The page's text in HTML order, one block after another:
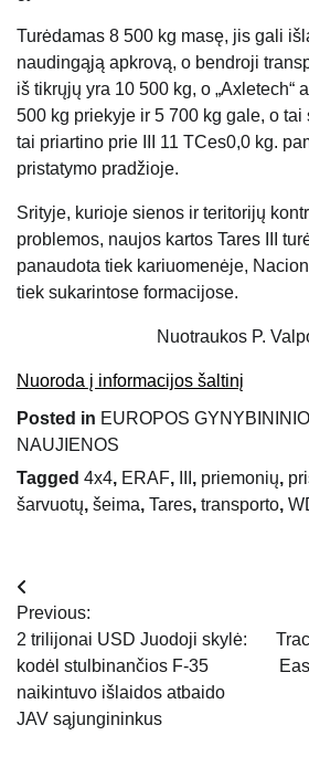
Turėdamas 8 500 kg masę, jis gali
naudingąją apkrovą, o bendroji
iš tikrųjų yra 10 500 kg, o „Axletech“
500 kg priekyje ir 5 700 kg gale, o tai
tai priartino prie III 11 TCes0,0 kg.
pristatymo pradžioje.
Srityje, kurioje sienos ir teritorijų
problemos, naujos kartos Tares III
panaudota tiek kariuomenėje,
tiek sukarintose formacijose.
Nuotraukos P.
Nuoroda į informacijos šaltinį
Posted in EUROPOS
NAUJIENOS
Tagged 4x4, ERAF, , priemonių,
šarvuotų, šeima, Tares, transporto,
Navigacija
tarp
įrašų
Previous:
2 trilijonai USD Juodoji skylė:
kodėl stulbinančios F-35
naikintuvo išlaidos atbaido
JAV sąjungininkus